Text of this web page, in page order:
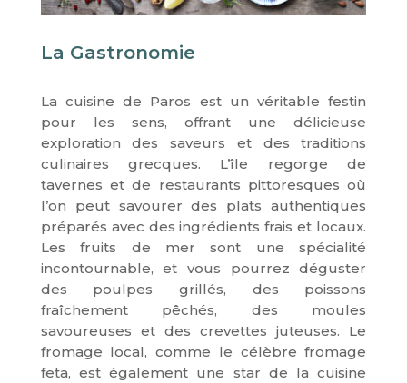
La Gastronomie
La cuisine de Paros est un véritable festin
pour les sens, offrant une délicieuse
exploration des saveurs et des traditions
culinaires grecques. L’île regorge de
tavernes et de restaurants pittoresques où
l’on peut savourer des plats authentiques
préparés avec des ingrédients frais et locaux.
Les fruits de mer sont une spécialité
incontournable, et vous pourrez déguster
des poulpes grillés, des poissons
fraîchement pêchés, des moules
savoureuses et des crevettes juteuses. Le
fromage local, comme le célèbre fromage
feta, est également une star de la cuisine